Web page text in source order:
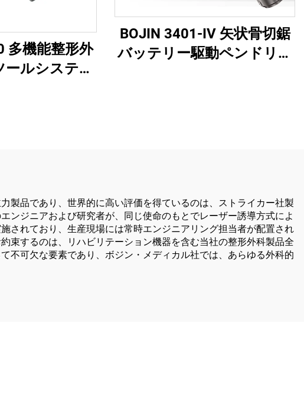
多機能整形外
ルシステム
BOJIN 3401-IV 矢状骨切鋸
バッテリー駆動ペンドリル
製品であり、世界的に高い評価を得ているのは、ストライカー社製
ンジニアおよび研究者が、同じ使命のもとでレーザー誘導方式によ
されており、生産現場には常時エンジニアリング担当者が配置され
束するのは、リハビリテーション機器を含む当社の整形外科製品全
不可欠な要素であり、ボジン・メディカル社では、あらゆる外科的